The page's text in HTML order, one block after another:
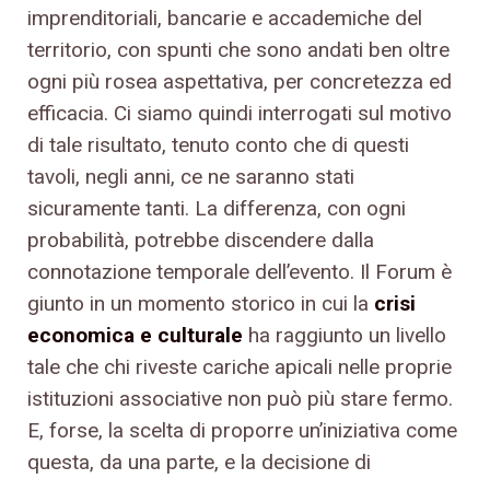
imprenditoriali, bancarie e accademiche del
territorio, con spunti che sono andati ben oltre
ogni più rosea aspettativa, per concretezza ed
efficacia. Ci siamo quindi interrogati sul motivo
di tale risultato, tenuto conto che di questi
tavoli, negli anni, ce ne saranno stati
sicuramente tanti. La differenza, con ogni
probabilità, potrebbe discendere dalla
connotazione temporale dell’evento. Il Forum è
giunto in un momento storico in cui la crisi
economica e culturale ha raggiunto un livello
tale che chi riveste cariche apicali nelle proprie
istituzioni associative non può più stare fermo.
E, forse, la scelta di proporre un’iniziativa come
questa, da una parte, e la decisione di